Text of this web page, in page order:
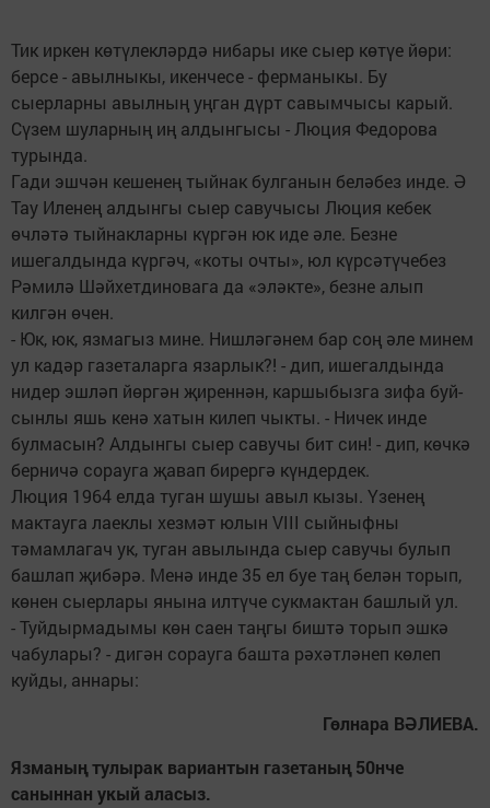
Тик иркен көтүлекләрдә нибары ике сыер көтүе йөри:
берсе - авылныкы, икенчесе - ферманыкы. Бу
сыерларны авылның уңган дүрт савымчысы карый.
Сүзем шуларның иң алдынгысы - Люция Федорова
турында.
Гади эшчән кешенең тыйнак булганын беләбез инде. Ә
Тау Иленең алдынгы сыер савучысы Люция кебек
өчләтә тыйнакларны күргән юк иде әле. Безне
ишегалдында күргәч, «коты очты», юл күрсәтүчебез
Рәмилә Шәйхетдиновага да «эләкте», безне алып
килгән өчен.
- Юк, юк, язмагыз мине. Ниш­ләгәнем бар соң әле минем
ул кадәр газеталарга язарлык?! - дип, ишегалдында
нидер эшләп йөргән җиреннән, каршыбызга зифа буй-
сынлы яшь кенә хатын килеп чыкты. - Ничек инде
булмасын? Алдынгы сыер савучы бит син! - дип, көчкә
берничә сорауга җавап бирергә күндердек.
Люция 1964 елда туган шушы авыл кызы. Үзенең
мактауга лаек­лы хезмәт юлын VIII сыйныфны
тәмамлагач ук, туган авылында сыер савучы булып
башлап җибәрә. Менә инде 35 ел буе таң белән торып,
көнен сыерлары янына илтүче сукмактан башлый ул.
- Туйдырмадымы көн саен таңгы биштә торып эшкә
чабулары? - дигән сорауга башта рәхәтләнеп көлеп
куйды, аннары:
Гөлнара ВӘЛИЕВА.
Язманың тулырак вариантын газетаның 50нче
саныннан укый аласыз.